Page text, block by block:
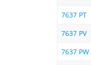
7637 PT
7637 PV
7637 PW